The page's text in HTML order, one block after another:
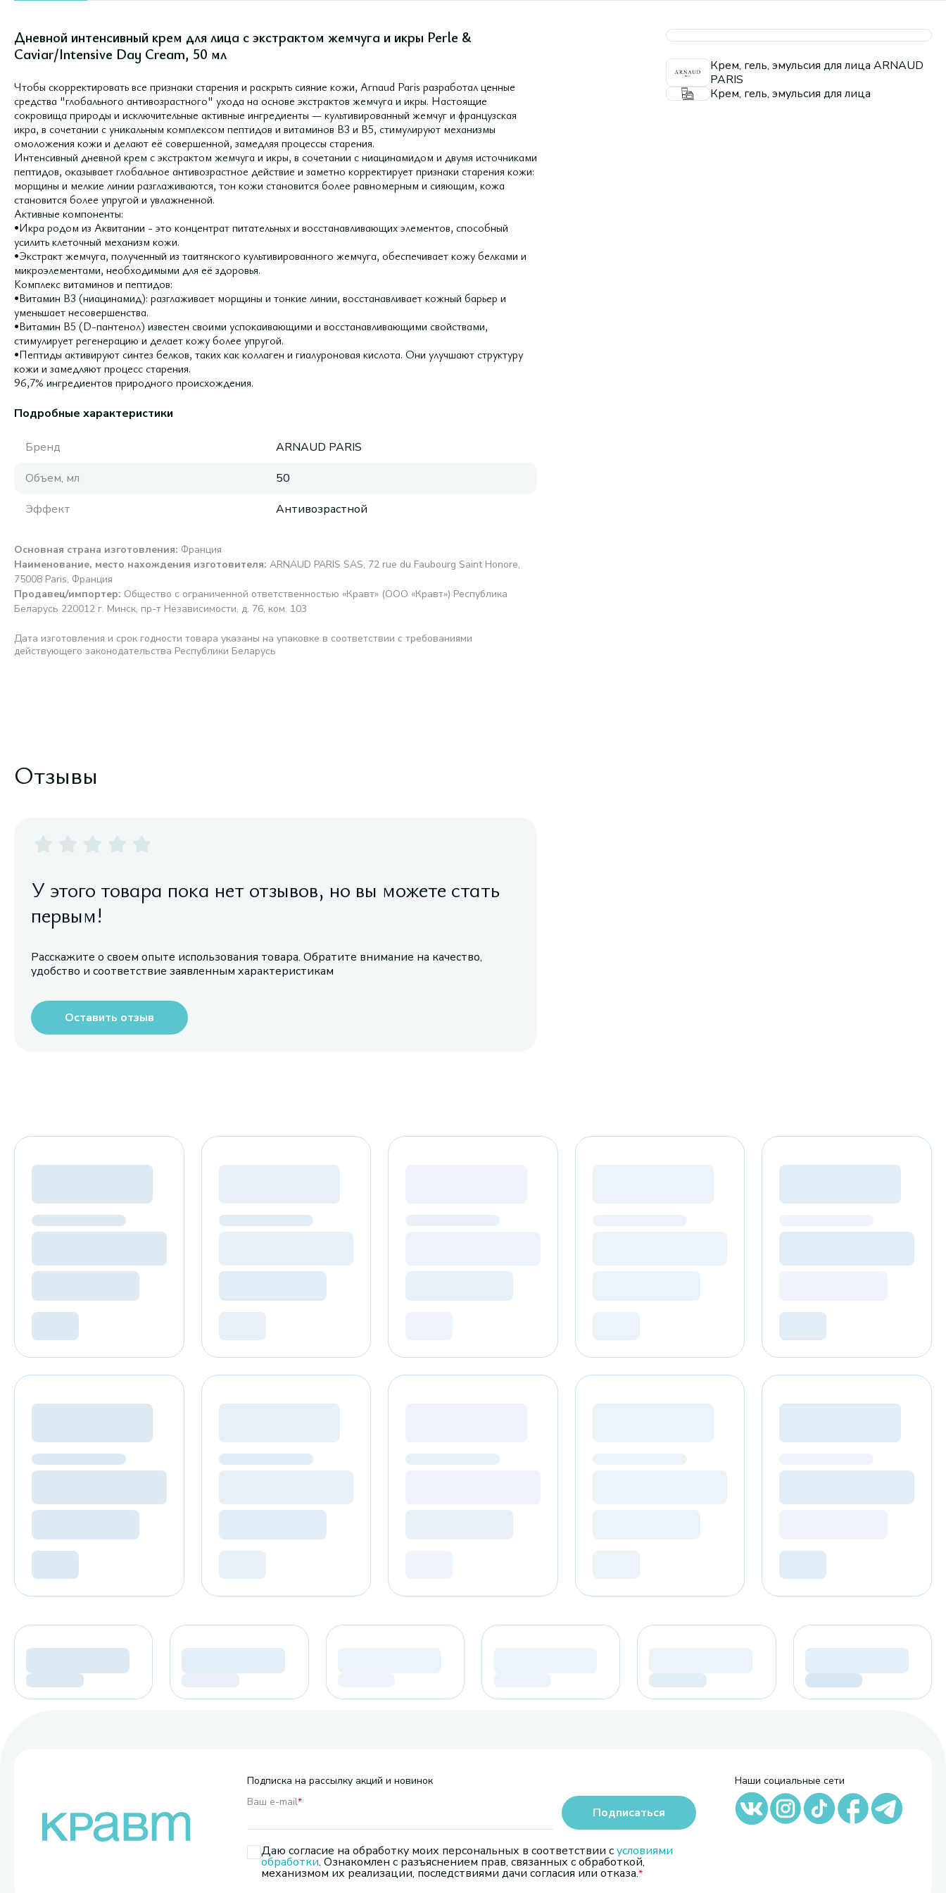
Дневной интенсивный крем для лица с экстрактом жемчуга и икры Perle &
Caviar/Intensive Day Cream, 50 мл
Чтобы скорректировать все признаки старения и раскрыть сияние кожи, Arnaud Paris разработал ценные
средства "глобального антивозрастного" ухода на основе экстрактов жемчуга и икры. Настоящие
сокровища природы и исключительные активные ингредиенты — культивированный жемчуг и французская
икра, в сочетании с уникальным комплексом пептидов и витаминов B3 и B5, стимулируют механизмы
омоложения кожи и делают её совершенной, замедляя процессы старения.
Интенсивный дневной крем с экстрактом жемчуга и икры, в сочетании с ниацинамидом и двумя источниками
пептидов, оказывает глобальное антивозрастное действие и заметно корректирует признаки старения кожи:
морщины и мелкие линии разглаживаются, тон кожи становится более равномерным и сияющим, кожа
становится более упругой и увлажненной.
Активные компоненты:
•Икра родом из Аквитании - это концентрат питательных и восстанавливающих элементов, способный
усилить клеточный механизм кожи.
•Экстракт жемчуга, полученный из таитянского культивированного жемчуга, обеспечивает кожу белками и
микроэлементами, необходимыми для её здоровья.
Комплекс витаминов и пептидов:
•Витамин B3 (ниацинамид): разглаживает морщины и тонкие линии, восстанавливает кожный барьер и
уменьшает несовершенства.
•Витамин B5 (D-пантенол) известен своими успокаивающими и восстанавливающими свойствами,
стимулирует регенерацию и делает кожу более упругой.
•Пептиды активируют синтез белков, таких как коллаген и гиалуроновая кислота. Они улучшают структуру
кожи и замедляют процесс старения.
96,7% ингредиентов природного происхождения.
Подробные характеристики
Бренд
ARNAUD PARIS
Объем, мл
50
Эффект
Антивозрастной
Основная страна изготовления: Франция
Наименование, место нахождения изготовителя: ARNAUD PARIS SAS, 72 rue du Faubourg Saint Honore,
75008 Paris, Франция
Продавец/импортер: Общество с ограниченной ответственностью «Кравт» (ООО «Кравт») Республика
Беларусь 220012 г. Минск, пр-т Независимости, д. 76, ком. 103
Дата изготовления и срок годности товара указаны на упаковке в соответствии с требованиями
действующего законодательства Республики Беларусь
Крем, гель, эмульсия для лица ARNAUD
PARIS
Крем, гель, эмульсия для лица
Отзывы
У этого товара пока нет отзывов, но вы можете стать
первым!
Расскажите о своем опыте использования товара. Обратите внимание на качество,
удобство и соответствие заявленным характеристикам
Оставить отзыв
Подписка на рассылку акций и новинок
Ваш e-mail*
Даю согласие на обработку моих персональных в соответствии сусловиями
обработки. Ознакомлен с разъяснением прав, связанных с обработкой,
механизмом их реализации, последствиями дачи согласия или отказа.
Подписаться
Наши социальные сети